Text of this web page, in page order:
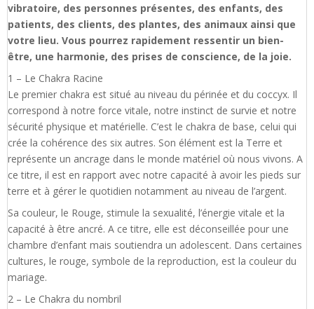
vibratoire, des personnes présentes, des enfants, des
patients, des clients, des plantes, des animaux ainsi que
votre lieu. Vous pourrez rapidement ressentir un bien-
être, une harmonie, des prises de conscience, de la joie.
1 – Le Chakra Racine
Le premier chakra est situé au niveau du périnée et du coccyx. Il
correspond à notre force vitale, notre instinct de survie et notre
sécurité physique et matérielle. C’est le chakra de base, celui qui
crée la cohérence des six autres. Son élément est la Terre et
représente un ancrage dans le monde matériel où nous vivons. A
ce titre, il est en rapport avec notre capacité à avoir les pieds sur
terre et à gérer le quotidien notamment au niveau de l’argent.
Sa couleur, le Rouge, stimule la sexualité, l’énergie vitale et la
capacité à être ancré. A ce titre, elle est déconseillée pour une
chambre d’enfant mais soutiendra un adolescent. Dans certaines
cultures, le rouge, symbole de la reproduction, est la couleur du
mariage.
2 – Le Chakra du nombril